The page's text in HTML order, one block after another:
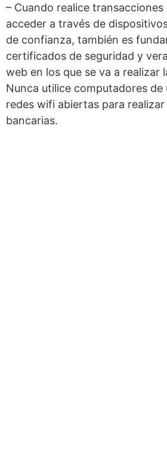
– Cuando realice
acceder a través de
de confianza, también es
certificados de seguridad y
web en los que se va a realizar
Nunca utilice computadores de
redes wifi abiertas para
bancarias.